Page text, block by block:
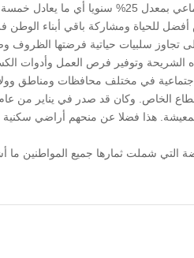
المنتفعين من نظام قروض مشروعات موارد الرزق، وبذلك ترفع المكرمة
للحياة ومشاركة باقي أبناء الوطن
سلبيات حياتية فرضتها الظروف
الشريحة وتوفير فرص العمل وأدوات
في مختلف محافظات ومناطق
المعيشة. هذا فضلا عن منحهم أراضي
شملت ثمارها جميع المواطنين ما